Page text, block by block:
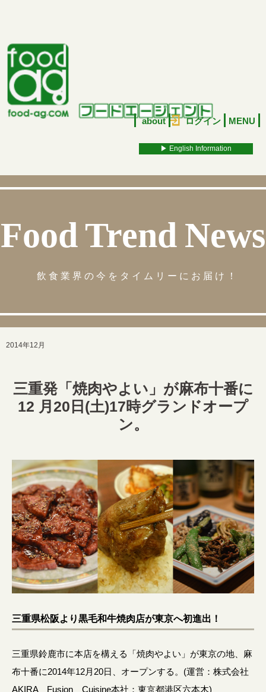
about ログイン MENU
▶︎ English Information
Food Trend News
飲食業界の今をタイムリーにお届け！
2014年12月
三重発「焼肉やよい」が麻布十番に
12 月20日(土)17時グランドオープ
ン。
三重県松阪より黒毛和牛焼肉店が東京へ初進出！
三重県鈴鹿市に本店を構える「焼肉やよい」が東京の地、麻
布十番に2014年12月20日、オープンする。(運営：株式会社
AKIRA Fusion Cuisine本社：東京都港区六本木)